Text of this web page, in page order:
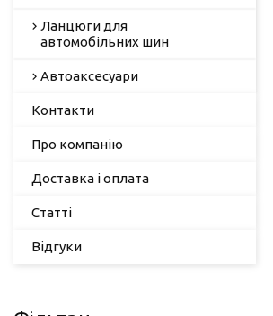
Ланцюги для
автомобільних шин
Автоаксесуари
Контакти
Про компанію
Доставка і оплата
Статті
Відгуки